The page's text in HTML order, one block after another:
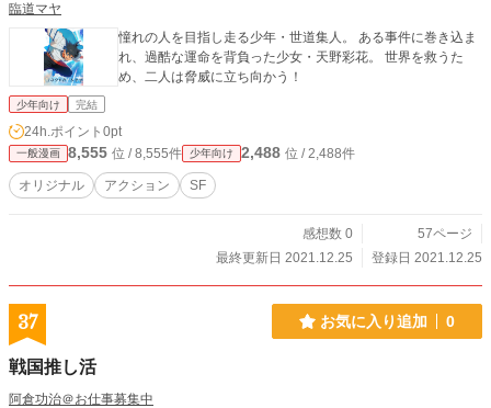
臨道マヤ
憧れの人を目指し走る少年・世道集人。 ある事件に巻き込ま
れ、過酷な運命を背負った少女・天野彩花。 世界を救うた
め、二人は脅威に立ち向かう！
少年向け 完結
24h.ポイント 0pt
一般漫画 8,555 位 / 8,555件 少年向け 2,488 位 / 2,488件
オリジナル アクション SF
感想数 0
57ページ
最終更新日 2021.12.25
登録日 2021.12.25
37 お気に入り追加 0
戦国推し活
阿倉功治＠お仕事募集中